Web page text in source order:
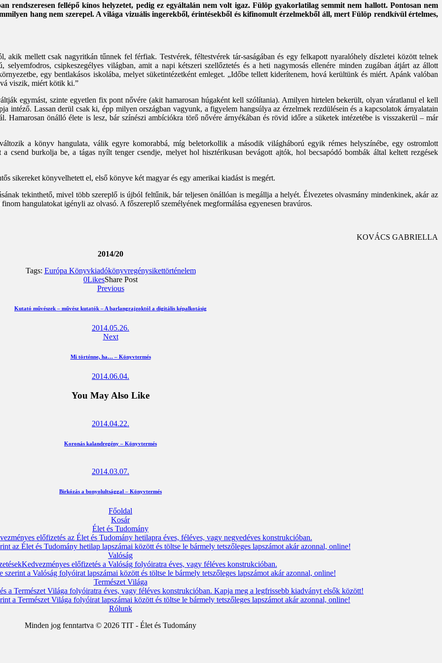
rendszeresen fellépő kínos helyzetet, pedig ez egyáltalán nem volt igaz. Fülöp gyakorlatilag semmit nem hallott. Pontosan nem
hang nem szerepel. A világa vizuális ingerekből, érintésekből és kifinomult érzelmekből áll, mert Fülöp rendkívül értelmes,
mellett csak nagyritkán tűnnek fel férfiak. Testvérek, féltestvérek tár-saságában és egy felkapott nyaralóhely díszletei között telnek
selyemfodros, csipkeszegélyes világban, amit a napi kétszeri szellőztetés és a heti nagymosás ellenére minden zugában átjárt az állott
egy bentlakásos iskolába, melyet süketintézetként emleget. „Időbe tellett kiderítenem, hová kerültünk és miért. Apánk valóban
viszik, miért kötik ki.”
egymást, szinte egyetlen fix pont nővére (akit hamarosan húgaként kell szólítania). Amilyen hirtelen bekerült, olyan váratlanul el kell
intéző. Lassan derül csak ki, épp milyen országban vagyunk, a figyelem hangsúlya az érzelmek rezdülésein és a kapcsolatok árnyalatain
önálló élete is lesz, bár színészi ambíciókra törő nővére árnyékában és rövid időre a süketek intézetébe is visszakerül – már
a könyv hangulata, válik egyre komorabbá, míg beletorkollik a második világháború egyik rémes helyszínébe, egy ostromlott
csend burkolja be, a tágas nyílt tenger csendje, melyet hol hisztérikusan bevágott ajtók, hol becsapódó bombák által keltett rezgések
sikereket könyvelhetett el, első könyve két magyar és egy amerikai kiadást is megért.
tekinthető, mivel több szereplő is újból feltűnik, bár teljesen önállóan is megállja a helyét. Élvezetes olvasmány mindenkinek, akár az
hangulatokat igényli az olvasó. A főszereplő személyének megformálása egyenesen bravúros.
KOVÁCS GABRIELLA
2014/20
Tags: Európa Könyvkiadókönyvregénysikettörténelem
0LikesShare PostMegosztás
Megosztás
Elküld
Copy
clipboard
Previous
Kutató művészek – művész kutatók – A barlangrajzoktól a digitális képalkotásig
2014.05.26.
Next
Mi történne, ha… – Könyvtermés
2014.06.04.
You May Also Like
2014.04.22.
Koronás kalandregény – Könyvtermés
2014.03.07.
Birkózás a bonyolultsággal – Könyvtermés
Főoldal
Kosár
Élet és Tudomány
előfizetés az Élet és Tudomány hetilapra éves, féléves, vagy negyedéves konstrukcióban.
az Élet és Tudomány hetilap lapszámai között és töltse le bármely tetszőleges lapszámot akár azonnal, online!
Valóság
Kedvezményes előfizetés a Valóság folyóiratra éves, vagy féléves konstrukcióban.
szerint a Valóság folyóirat lapszámai között és töltse le bármely tetszőleges lapszámot akár azonnal, online!
Természet Világa
a Természet Világa folyóiratra éves, vagy féléves konstrukcióban. Kapja meg a legfrissebb kiadványt elsők között!
a Természet Világa folyóirat lapszámai között és töltse le bármely tetszőleges lapszámot akár azonnal, online!
Rólunk
Minden jog fenntartva © 2026 TIT - Élet és Tudomány